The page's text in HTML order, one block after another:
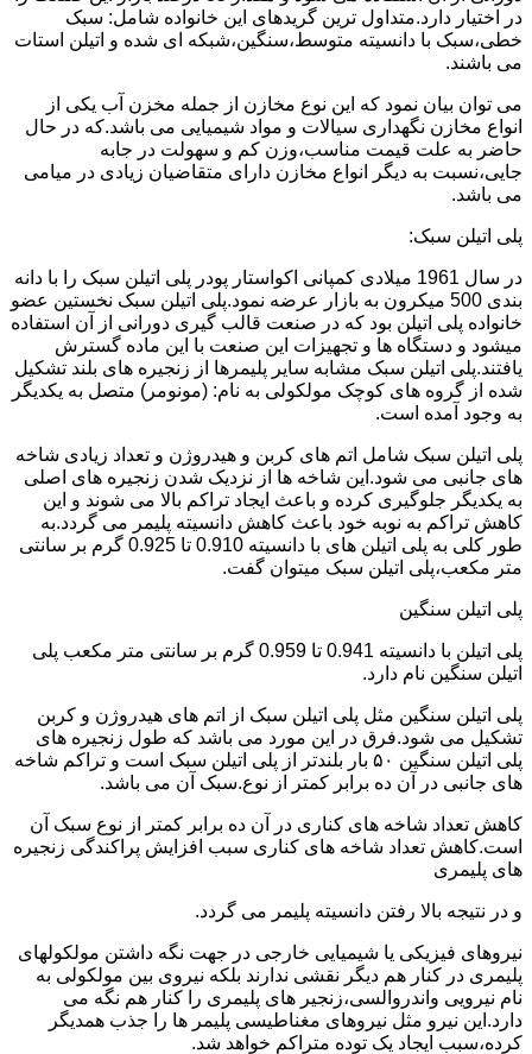
در اختیار دارد.متداول ترین گریدهای این خانواده شامل: سبک
خطی،سبک با دانسیته متوسط،سنگین،شبکه ای شده و اتیلن استات
می باشند.
می توان بیان نمود که این نوع مخازن از جمله مخزن آب یکی از
انواع مخازن نگهداری سیالات و مواد شیمیایی می باشد.که در حال
حاضر به علت قیمت مناسب،وزن کم و سهولت در جابه
جایی،نسبت به دیگر انواع مخازن دارای متقاضیان زیادی در میامی
می باشد.
پلی اتیلن سبک:
در سال 1961 میلادی کمپانی اکواستار پودر پلی اتیلن سبک را با دانه
بندی 500 میکرون به بازار عرضه نمود.پلی اتیلن سبک نخستین عضو
خانواده پلی اتیلن بود که در صنعت قالب گیری دورانی از آن استفاده
میشود و دستگاه ها و تجهیزات این صنعت با این ماده گسترش
یافتند.پلی اتیلن سبک مشابه سایر پلیمرها از زنجیره های بلند تشکیل
شده از گروه های کوچک مولکولی به نام: (مونومر) متصل به یکدیگر
به وجود آمده است.
پلی اتیلن سبک شامل اتم های کربن و هیدروژن و تعداد زیادی شاخه
های جانبی می شود.این شاخه ها از نزدیک شدن زنجیره های اصلی
به یکدیگر جلوگیری کرده و باعث ایجاد تراکم بالا می شوند و این
کاهش تراکم به نوبه خود باعث کاهش دانسیته پلیمر می گردد.به
طور کلی به پلی اتیلن های با دانسیته 0.910 تا 0.925 گرم بر سانتی
متر مکعب،پلی اتیلن سبک میتوان گفت.
پلی اتیلن سنگین
پلی اتیلن با دانسیته 0.941 تا 0.959 گرم بر سانتی متر مکعب پلی
اتیلن سنگین نام دارد.
پلی اتیلن سنگین مثل پلی اتیلن سبک از اتم های هیدروژن و کربن
تشکیل می شود.فرق در این مورد می باشد که طول زنجیره های
پلی اتیلن سنگین ۵۰ بار بلندتر از پلی اتیلن سبک است و تراکم شاخه
های جانبی در آن ده برابر کمتر از نوع.سبک آن می باشد.
کاهش تعداد شاخه های کناری در آن ده برابر کمتر از نوع سبک آن
است.کاهش تعداد شاخه های کناری سبب افزایش پراکندگی زنجیره
های پلیمری
و در نتیجه بالا رفتن دانسیته پلیمر می گردد.
نیروهای فیزیکی یا شیمیایی خارجی در جهت نگه داشتن مولکولهای
پلیمری در کنار هم دیگر نقشی ندارند بلکه نیروی بین مولکولی به
نام نیرویی واندروالسی،زنجیر های پلیمری را کنار هم نگه می
دارد.این نیرو مثل نیروهای مغناطیسی پلیمر ها را جذب همدیگر
کرده،سبب ایجاد یک توده متراکم خواهد شد.